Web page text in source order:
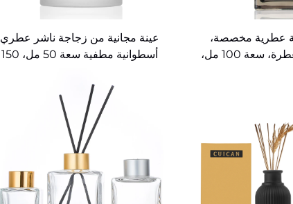
عطرية مخصصة،
زجاجة زجاجية معطرة، سعة 100 مل،
عينة مجانية من زجاجة ناشر عطري
أسطوانية مطفية سعة 50 مل، 150